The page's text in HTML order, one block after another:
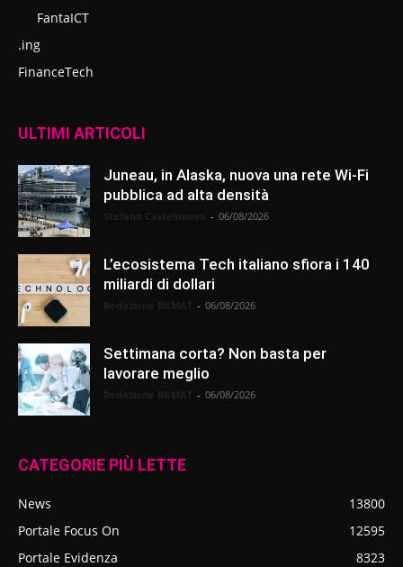
FantaICT
.ing
FinanceTech
ULTIMI ARTICOLI
Juneau, in Alaska, nuova una rete Wi-Fi
pubblica ad alta densità
- 06/08/2026
L’ecosistema Tech italiano sfiora i 140
miliardi di dollari
- 06/08/2026
Settimana corta? Non basta per
lavorare meglio
- 06/08/2026
CATEGORIE PIÙ LETTE
News
13800
Portale Focus On
12595
Portale Evidenza
8323